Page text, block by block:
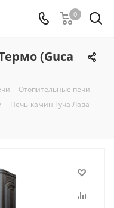
0
(Guca
- Отопительные печи -
- Печь-камин Гуча Лава